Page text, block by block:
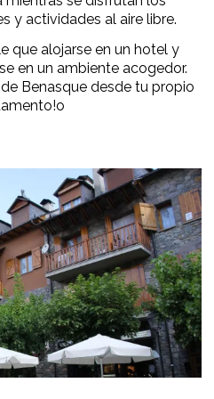
y actividades al aire libre.
que alojarse en un hotel y
en un ambiente acogedor.
Benasque desde tu propio